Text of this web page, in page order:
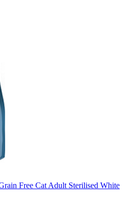
Free Cat Adult Sterilised White